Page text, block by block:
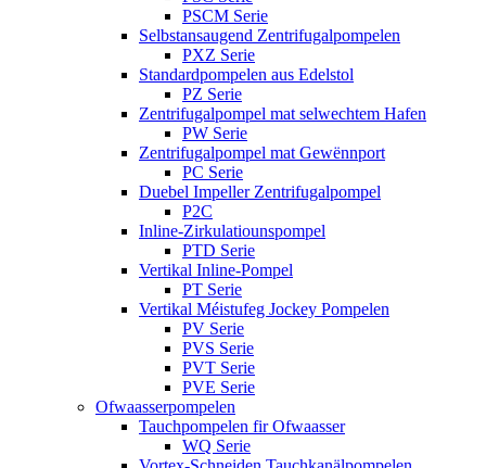
PSCM Serie
Selbstansaugend Zentrifugalpompelen
PXZ Serie
Standardpompelen aus Edelstol
PZ Serie
Zentrifugalpompel mat selwechtem Hafen
PW Serie
Zentrifugalpompel mat Gewënnport
PC Serie
Duebel Impeller Zentrifugalpompel
P2C
Inline-Zirkulatiounspompel
PTD Serie
Vertikal Inline-Pompel
PT Serie
Vertikal Méistufeg Jockey Pompelen
PV Serie
PVS Serie
PVT Serie
PVE Serie
Ofwaasserpompelen
Tauchpompelen fir Ofwaasser
WQ Serie